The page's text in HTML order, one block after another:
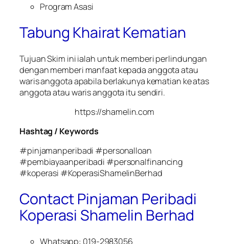
Program Asasi
Tabung Khairat Kematian
Tujuan Skim ini ialah untuk memberi perlindungan
dengan memberi manfaat kepada anggota atau
waris anggota apabila berlakunya kematian ke atas
anggota atau waris anggota itu sendiri.
https://shamelin.com
Hashtag / Keywords
#pinjamanperibadi #personalloan
#pembiayaanperibadi #personalfinancing
#koperasi #KoperasiShamelinBerhad
Contact Pinjaman Peribadi
Koperasi Shamelin Berhad
Whatsapp: 019-2983056